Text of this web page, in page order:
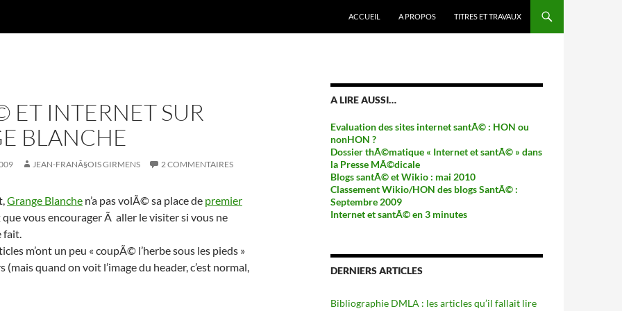
ACCUEIL A PROPOS TITRES ET TRAVAUX
ET INTERNET SUR
BLANCHE
JEAN-FRANÃ§OIS GIRMENS 2 COMMENTAIRES
Grange Blanche n’a pas volÃ© sa place de premier
que vous encourager Ã aller le visiter si vous ne
fait.
m’ont un peu « coupÃ© l’herbe sous les pieds »
(mais quand on voit l’image du header, c’est normal,
A LIRE AUSSI…
Evaluation des sites internet santÃ© : HON ou
nonHON ?
Dossier thÃ©matique « Internet et santÃ© » dans
la Presse MÃ©dicale
Blogs santÃ© et Wikio : mai 2010
Classement Wikio/HON des blogs SantÃ© :
Septembre 2009
Internet et santÃ© en 3 minutes
DERNIERS ARTICLES
Bibliographie DMLA : les articles qu’il fallait lire